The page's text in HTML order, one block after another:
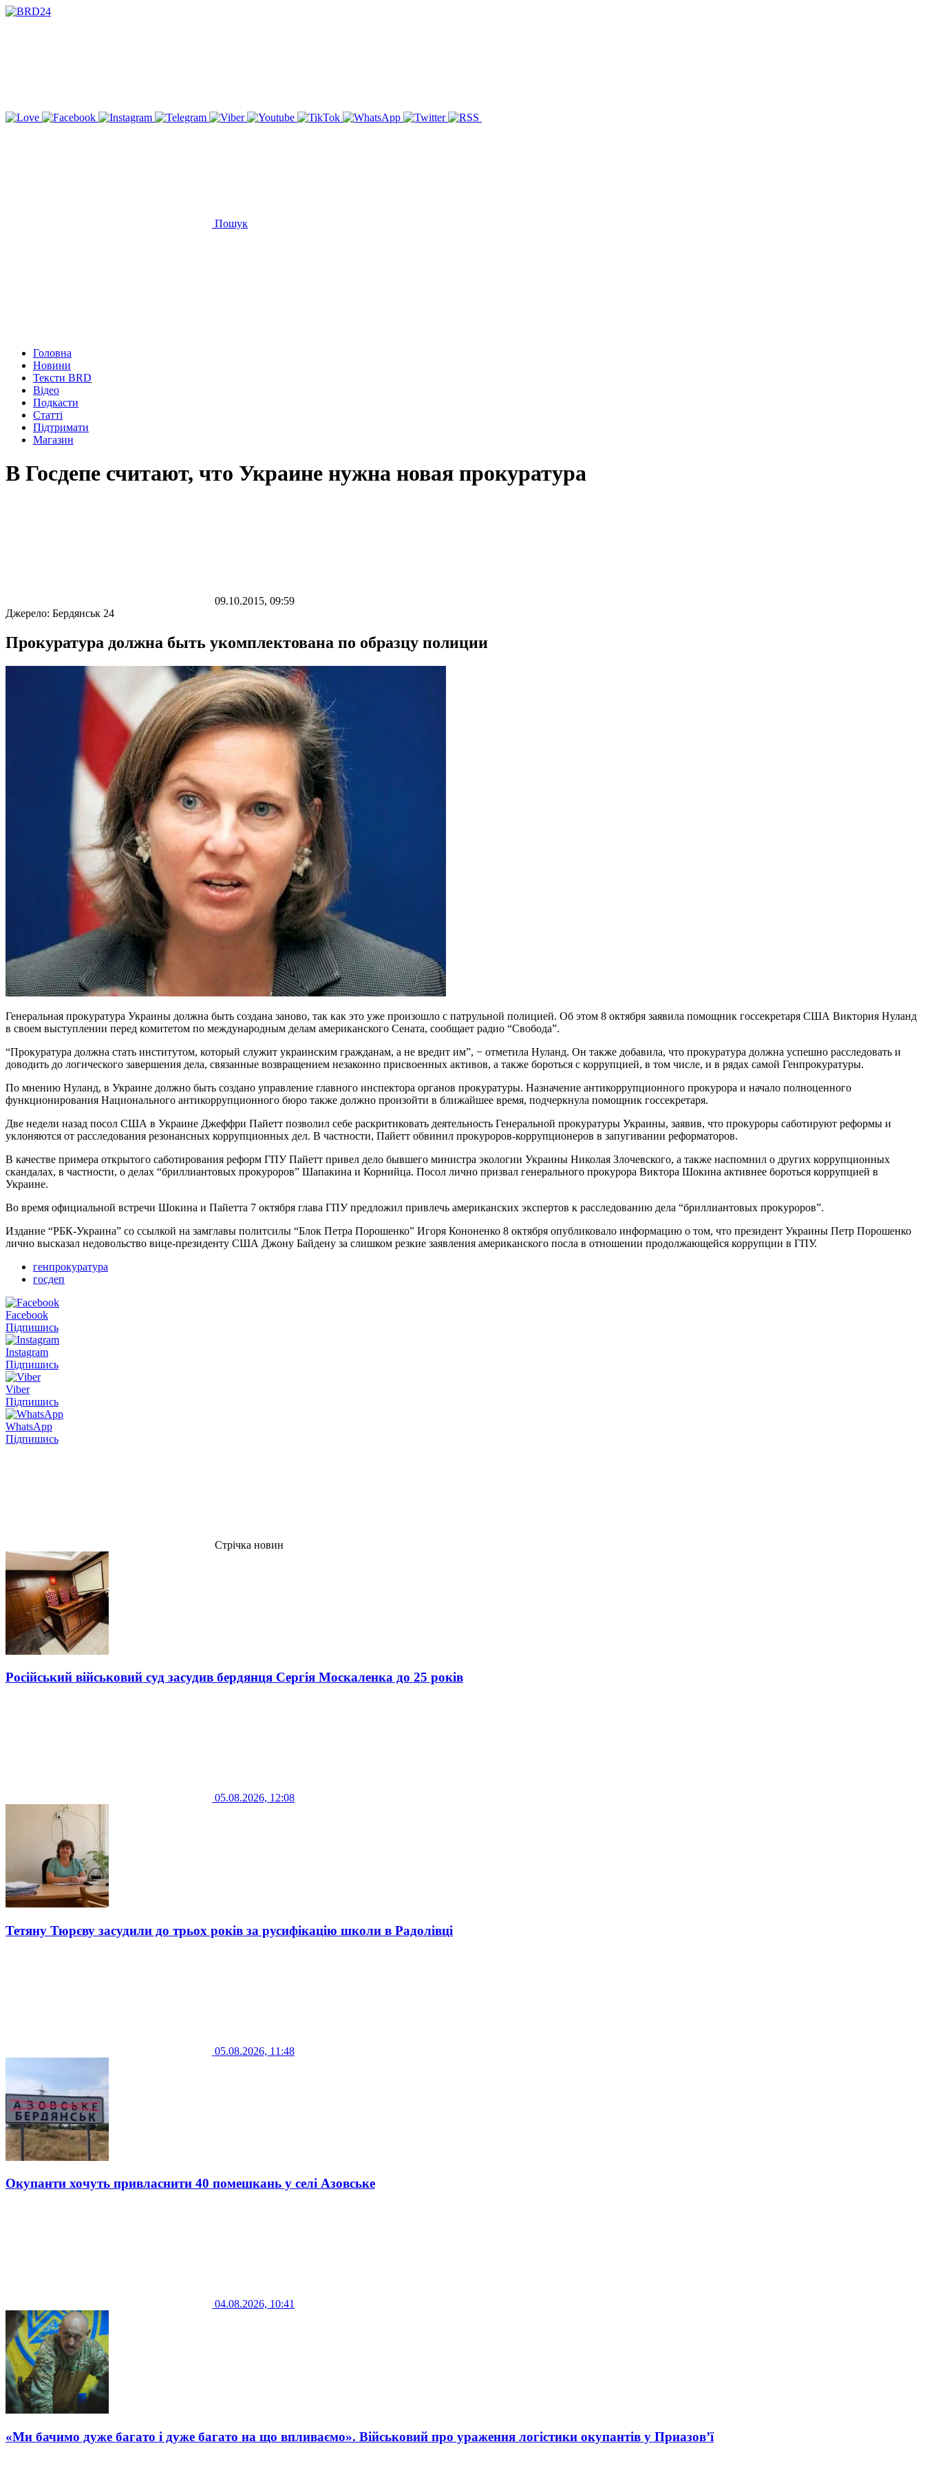
Пошук
Головна
Новини
Тексти BRD
Відео
Подкасти
Статті
Підтримати
Магазин
В Госдепе считают, что Украине нужна новая прокуратура
09.10.2015, 09:59
Джерело: Бердянськ 24
Прокуратура должна быть укомплектована по образцу полиции
Генеральная прокуратура Украины должна быть создана заново, так как это уже произошло с патрульной полицией. Об этом 8 октября заявила помощник госсекретаря США Виктория Нуланд
в своем выступлении перед комитетом по международным делам американского Сената, сообщает радио “Свобода”.
“Прокуратура должна стать институтом, который служит украинским гражданам, а не вредит им”, − отметила Нуланд. Он также добавила, что прокуратура должна успешно расследовать и
доводить до логического завершения дела, связанные возвращением незаконно присвоенных активов, а также бороться с коррупцией, в том числе, и в рядах самой Генпрокуратуры.
По мнению Нуланд, в Украине должно быть создано управление главного инспектора органов прокуратуры. Назначение антикоррупционного прокурора и начало полноценного
функционирования Национального антикоррупционного бюро также должно произойти в ближайшее время, подчеркнула помощник госсекретаря.
Две недели назад посол США в Украине Джеффри Пайетт позволил себе раскритиковать деятельность Генеральной прокуратуры Украины, заявив, что прокуроры саботируют реформы и
уклоняются от расследования резонансных коррупционных дел. В частности, Пайетт обвинил прокуроров-коррупционеров в запугивании реформаторов.
В качестве примера открытого саботирования реформ ГПУ Пайетт привел дело бывшего министра экологии Украины Николая Злочевского, а также наспомнил о других коррупционных
скандалах, в частности, о делах “бриллиантовых прокуроров” Шапакина и Корнийца. Посол лично призвал генерального прокурора Виктора Шокина активнее бороться коррупцией в
Украине.
Во время официальной встречи Шокина и Пайетта 7 октября глава ГПУ предложил привлечь американских экспертов к расследованию дела “бриллиантовых прокуроров”.
Издание “РБК-Украина” со ссылкой на замглавы политсилы “Блок Петра Порошенко” Игоря Кононенко 8 октября опубликовало информацию о том, что президент Украины Петр Порошенко
лично высказал недовольство вице-президенту США Джону Байдену за слишком резкие заявления американского посла в отношении продолжающейся коррупции в ГПУ.
генпрокуратура
госдеп
Facebook
Підпишись
Instagram
Підпишись
Viber
Підпишись
WhatsApp
Підпишись
Стрічка новин
Російський військовий суд засудив бердянця Сергія Москаленка до 25 років
05.08.2026, 12:08
Тетяну Тюрєву засудили до трьох років за русифікацію школи в Радолівці
05.08.2026, 11:48
Окупанти хочуть привласнити 40 помешкань у селі Азовське
04.08.2026, 10:41
«Ми бачимо дуже багато і дуже багато на що впливаємо». Військовий про ураження логістики окупантів у Приазов’ї